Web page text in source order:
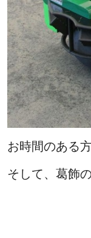
お時間のある
そして、葛飾